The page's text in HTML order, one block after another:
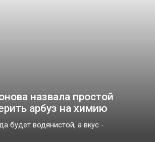
назвала простой
арбуз на химию
будет водянистой, а вкус -